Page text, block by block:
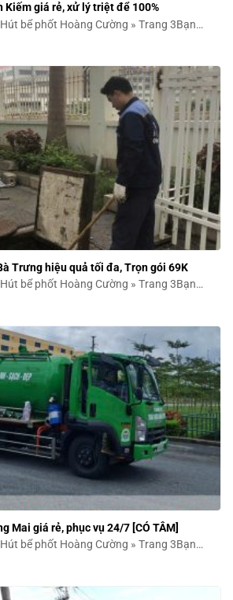
Kiếm giá rẻ, xử lý triệt để 100%
bể phốt Hoàng Cường » Trang 3Bạn
Trưng hiệu quả tối đa, Trọn gói 69K
bể phốt Hoàng Cường » Trang 3Bạn
Mai giá rẻ, phục vụ 24/7 [CÓ TÂM]
bể phốt Hoàng Cường » Trang 3Bạn